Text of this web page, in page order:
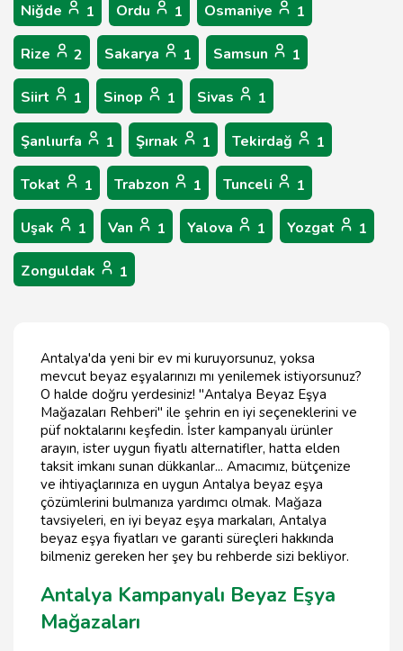
Niğde 1 Ordu 1 Osmaniye 1
Rize 2 Sakarya 1 Samsun 1
Siirt 1 Sinop 1 Sivas 1
Şanlıurfa 1 Şırnak 1 Tekirdağ 1
Tokat 1 Trabzon 1 Tunceli 1
Uşak 1 Van 1 Yalova 1 Yozgat 1
Zonguldak 1
Antalya'da yeni bir ev mi kuruyorsunuz, yoksa
mevcut beyaz eşyalarınızı mı yenilemek istiyorsunuz?
O halde doğru yerdesiniz! "Antalya Beyaz Eşya
Mağazaları Rehberi" ile şehrin en iyi seçeneklerini ve
püf noktalarını keşfedin. İster kampanyalı ürünler
arayın, ister uygun fiyatlı alternatifler, hatta elden
taksit imkanı sunan dükkanlar... Amacımız, bütçenize
ve ihtiyaçlarınıza en uygun Antalya beyaz eşya
çözümlerini bulmanıza yardımcı olmak. Mağaza
tavsiyeleri, en iyi beyaz eşya markaları, Antalya
beyaz eşya fiyatları ve garanti süreçleri hakkında
bilmeniz gereken her şey bu rehberde sizi bekliyor.
Antalya Kampanyalı Beyaz Eşya
Mağazaları